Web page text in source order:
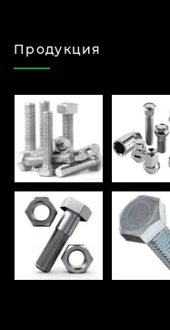
Продукция